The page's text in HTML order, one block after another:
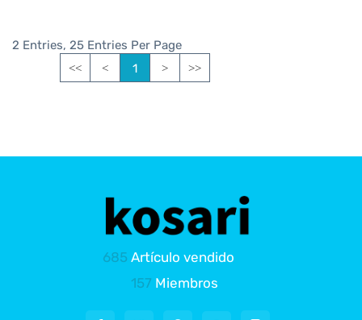
2 Entries, 25 Entries Per Page
<< < 1 > >>
685 Artículo vendido
157 Miembros